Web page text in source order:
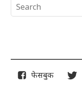
फेसबुक